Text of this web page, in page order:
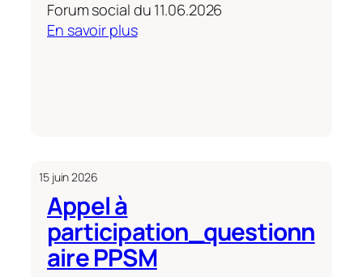
Forum social du 11.06.2026
En savoir plus:
15 juin 2026
Appel à
participation_questionn
aire PPSM